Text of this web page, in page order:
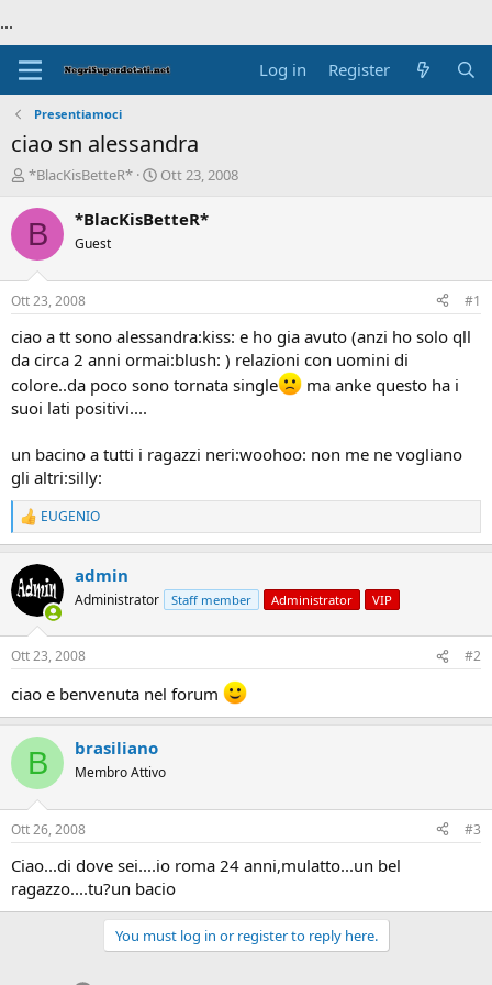
...
Log in Register
Presentiamoci
ciao sn alessandra
T
r
e
d
t
a
t
e
r
*BlacKisBetteR*
S
a
t
e
Ott 23, 2008
B *BlacKisBetteR*
Guest
Ott 23, 2008 #1
ciao a tt sono alessandra:kiss: e ho gia avuto (anzi ho solo qll
da circa 2 anni ormai:blush: ) relazioni con uomini di
colore..da poco sono tornata single
ma anke questo ha i
suoi lati positivi....
un bacino a tutti i ragazzi neri:woohoo: non me ne vogliano
gli altri:silly:
R
e
c
t
i
s
EUGENIO
admin
Administrator Staff member Administrator VIP
Ott 23, 2008 #2
ciao e benvenuta nel forum
B brasiliano
Membro Attivo
Ott 26, 2008 #3
Ciao...di dove sei....io roma 24 anni,mulatto...un bel
ragazzo....tu?un bacio
You must log in or register to reply here.